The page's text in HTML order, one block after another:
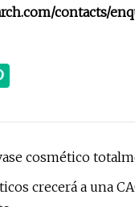
contacts/
cosmético
crecerá a una